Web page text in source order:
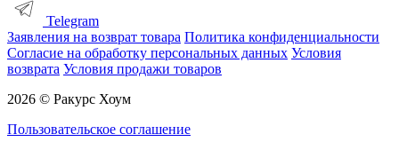
Telegram
Заявления на возврат товара Политика конфиденциальности
Согласие на обработку персональных данных Условия
возврата Условия продажи товаров
2026 © Ракурс Хоум
Пользовательское соглашение